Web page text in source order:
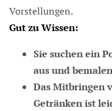
Vorstellungen.
Gut zu Wissen:
Sie suchen ein
aus und
Das Mitbringen
Getränken ist